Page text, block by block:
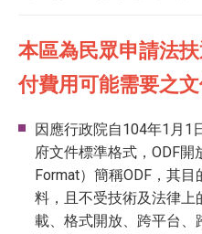
本區為民眾申請法
付費用可能需要之文
因應行政院自104年1月1
府文件標準格式，ODF開
Format）簡稱ODF，其
料，且不受技術及法律上
載、格式開放、跨平台、